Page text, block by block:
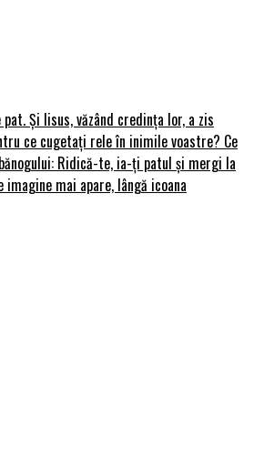
Și Iisus, văzând credința lor, a zis
ce cugetați rele în inimile voastre? Ce
Ridică-te, ia-ți patul și mergi la
mai apare, lângă icoana